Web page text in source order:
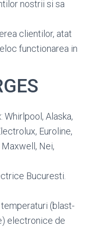
nostrii si sa
clientilor, atat
functionarea in
: Whirlpool, Alaska,
Euroline,
Maxwell, Nei,
Bucuresti.
(blast-
electronice de